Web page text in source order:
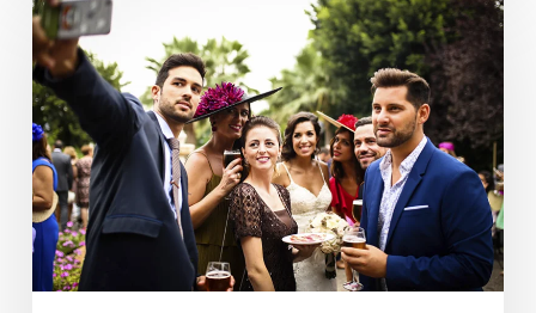
boda
en
Instagram:
la
última
tendencia
entre
las
bodas
millennial.